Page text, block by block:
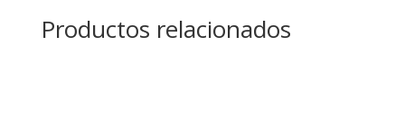
Productos relacionados